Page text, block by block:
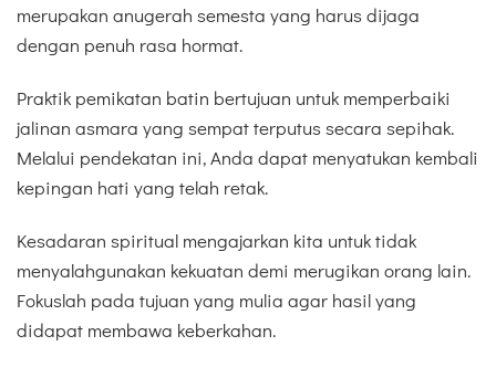
merupakan anugerah semesta yang harus dijaga
dengan penuh rasa hormat.
Praktik pemikatan batin bertujuan untuk memperbaiki
jalinan asmara yang sempat terputus secara sepihak.
Melalui pendekatan ini, Anda dapat menyatukan kembali
kepingan hati yang telah retak.
Kesadaran spiritual mengajarkan kita untuk tidak
menyalahgunakan kekuatan demi merugikan orang lain.
Fokuslah pada tujuan yang mulia agar hasil yang
didapat membawa keberkahan.